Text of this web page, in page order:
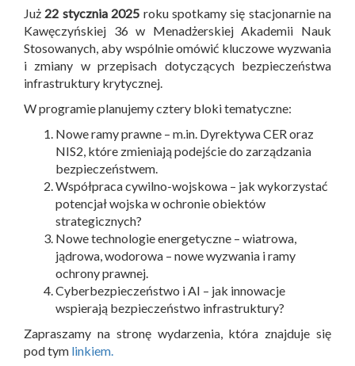
Już 22 stycznia 2025 roku spotkamy się stacjonarnie na
Kawęczyńskiej 36 w Menadżerskiej Akademii Nauk
Stosowanych, aby wspólnie omówić kluczowe wyzwania
i zmiany w przepisach dotyczących bezpieczeństwa
infrastruktury krytycznej.
W programie planujemy cztery bloki tematyczne:
Nowe ramy prawne – m.in. Dyrektywa CER oraz
NIS2, które zmieniają podejście do zarządzania
bezpieczeństwem.
Współpraca cywilno-wojskowa – jak wykorzystać
potencjał wojska w ochronie obiektów
strategicznych?
Nowe technologie energetyczne – wiatrowa,
jądrowa, wodorowa – nowe wyzwania i ramy
ochrony prawnej.
Cyberbezpieczeństwo i AI – jak innowacje
wspierają bezpieczeństwo infrastruktury?
Zapraszamy na stronę wydarzenia, która znajduje się
pod tym linkiem.